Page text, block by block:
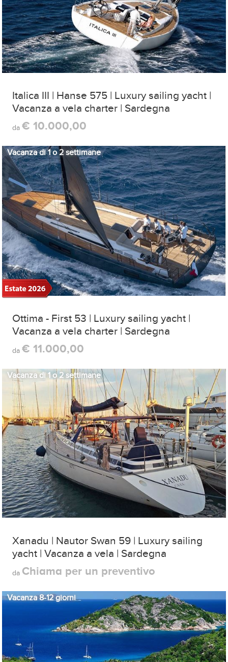
Italica III | Hanse 575 | Luxury sailing yacht |
Vacanza a vela charter | Sardegna
da€ 10.000,00
Vacanza di 1 o 2 settimane
Ottima - First 53 | Luxury sailing yacht |
Vacanza a vela charter | Sardegna
da€ 11.000,00
Vacanza di 1 o 2 settimane
Xanadu | Nautor Swan 59 | Luxury sailing
yacht | Vacanza a vela | Sardegna
da Chiama per un preventivo
Vacanza 8-12 giorni